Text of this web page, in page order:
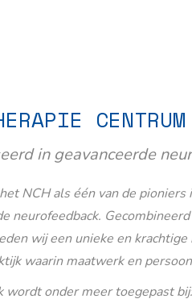
in geavanceerde
NCH als één van de
neurofeedback.
wij een unieke en
waarin maatwerk en
wordt onder meer toegepast bij: